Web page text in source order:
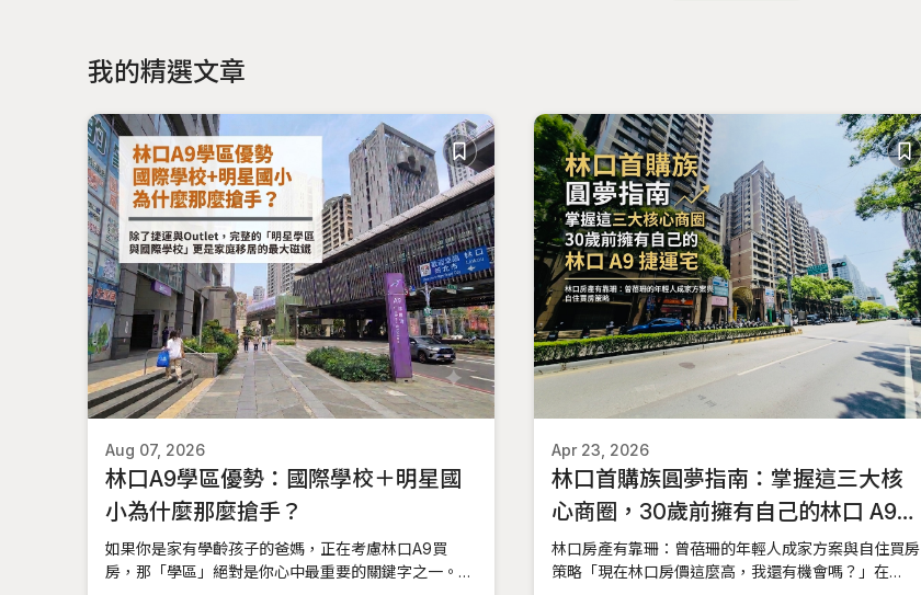
我的精選文章
Aug 07, 2026
林口A9學區優勢：國際學校＋明星國
小為什麼那麼搶手？
如果你是家有學齡孩子的爸媽，正在考慮林口A9買
房，那「學區」絕對是你心中最重要的關鍵字之一。很
Apr 23, 2026
林口首購族圓夢指南：掌握這三大核
心商圈，30歲前擁有自己的林口 A9
捷運宅
林口房產有靠珊：曾蓓珊的年輕人成家方案與自住買房
策略「現在林口房價這麼高，我還有機會嗎？」在